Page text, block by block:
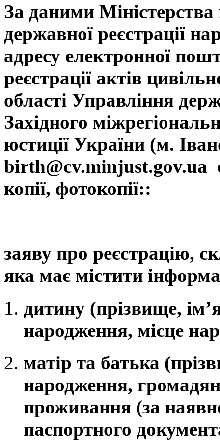
За даними
державної реєстрації
адресу електронної
реєстрації актів
області Управління
Західного
юстиції України (м.
birth@cv.minjust.gov.ua
копії, фотокопії::
заяву про реєстрацію,
яка має містити
дитину (прізвище,
народження, місце
матір та батька
народження,
проживання (за
паспортного